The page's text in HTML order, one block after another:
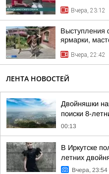
Вчера, 23:12
Выступления
ярмарки,
Вчера, 22:42
ЛЕНТА НОВОСТЕЙ
Двойняшки
поиски 8-
00:13
В Иркутске
летних
Вчера, 23:54